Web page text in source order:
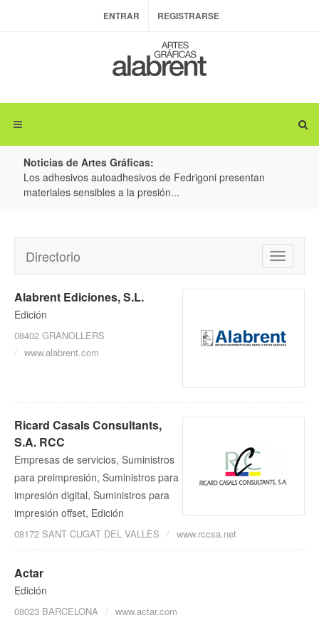
ENTRAR REGISTRARSE
Noticias de Artes Gráficas:
Los adhesivos autoadhesivos de Fedrigoni presentan
materiales sensibles a la presión...
Toggle
Directorio
Alabrent Ediciones, S.L.
Edición
08402 GRANOLLERS
www.alabrent.com
Ricard Casals Consultants,
S.A. RCC
Empresas de servicios, Suministros
para preimpresión, Suministros para
impresión digital, Suministros para
impresión offset, Edición
08172 SANT CUGAT DEL VALLÈS www.rccsa.net
Actar
Edición
08023 BARCELONA www.actar.com